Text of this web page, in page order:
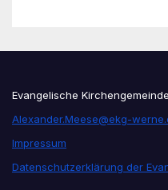
Evangelische
Alexander.Meese@ekg-
Impressum
Datenschutzerklärung der